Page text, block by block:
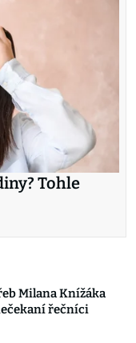
Tohle
Milana Knížáka
řečníci